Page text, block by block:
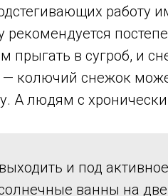
работу
рекомендуется
прыгать в сугроб, и
колючий снежок
А людям с
и под
ванны на